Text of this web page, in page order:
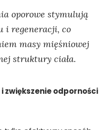
oporowe stymulują
i regeneracji, co
masy mięśniowej
struktury ciała.
zwiększenie odporności